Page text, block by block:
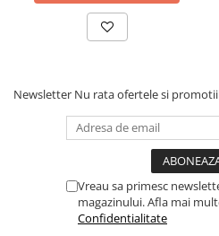
Newsletter Nu rata ofertele si
Vreau sa primesc
magazinului. Afla mai
Confidentialitate